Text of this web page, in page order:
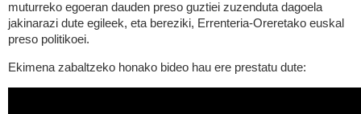
muturreko egoeran dauden preso guztiei zuzenduta dagoela
jakinarazi dute egileek, eta bereziki, Errenteria-Oreretako euskal
preso politikoei.
Ekimena zabaltzeko honako bideo hau ere prestatu dute: